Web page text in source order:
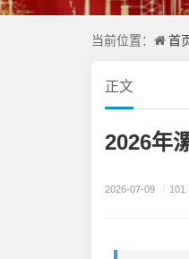
当前位置： 首
正文
2026年
2026-07-09 / 101